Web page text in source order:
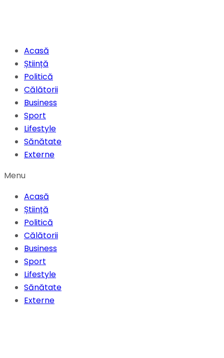
Acasă
Știință
Politică
Călătorii
Business
Sport
Lifestyle
Sănătate
Externe
Menu
Acasă
Știință
Politică
Călătorii
Business
Sport
Lifestyle
Sănătate
Externe